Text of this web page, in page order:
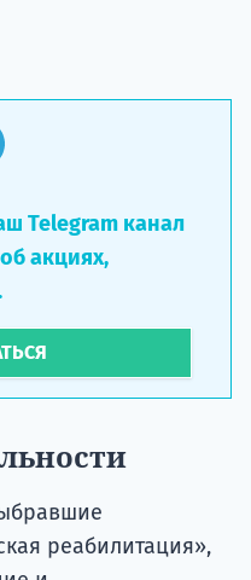
Telegram канал
акциях,
реабилитация»,